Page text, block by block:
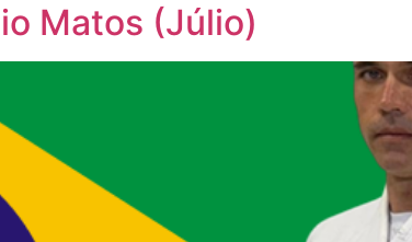
Matos (Júlio)